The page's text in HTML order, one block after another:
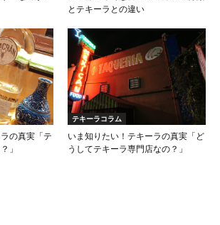
とテキーラとの違い
の真実「テ
」
テキーラコラム
いま知りたい！テキーラの真実「ど
うしてテキーラ専門店なの？」